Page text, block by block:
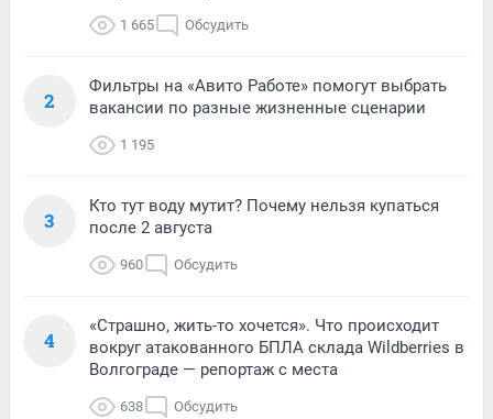
1 665 Обсудить
2
Фильтры на «Авито Работе» помогут выбрать
вакансии по разные жизненные сценарии
1 195
3
Кто тут воду мутит? Почему нельзя купаться
после 2 августа
960 Обсудить
4
«Страшно, жить-то хочется». Что происходит
вокруг атакованного БПЛА склада Wildberries в
Волгограде — репортаж с места
638 Обсудить